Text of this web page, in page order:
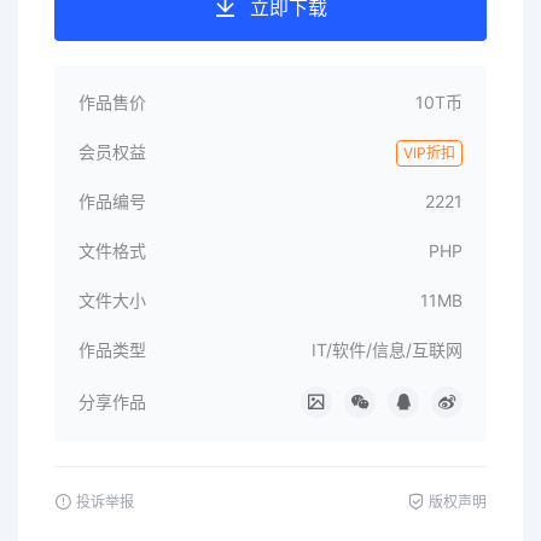
立即下载
作品售价 10T币
会员权益 VIP折扣
作品编号 2221
文件格式 PHP
文件大小 11MB
作品类型 IT/软件/信息/互联网
分享作品
投诉举报 版权声明